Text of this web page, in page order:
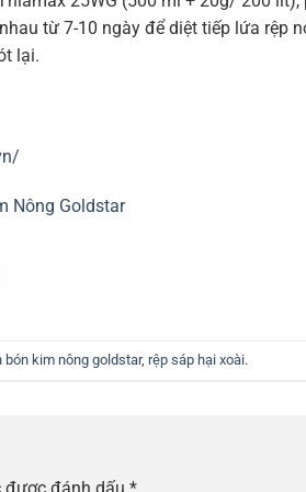
từ 7-10 ngày để diệt tiếp lứa rệp
lại.
Nông Goldstar
bón kim nông goldstar, rệp sáp hại xoài.